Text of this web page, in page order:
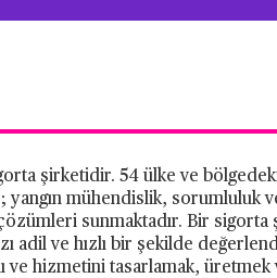
şirketidir. 54 ülke ve
mühendislik, sorumluluk
sunmaktadır. Bir
adil ve hızlı bir şekilde
ve hizmetini tasarlamak, üretmek